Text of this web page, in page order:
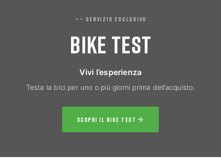
—— SERVIZIO ESCLUSIVO
BIKE TEST
Vivi l’esperienza
Testa la bici per uno o più giorni prima dell’acquisto.
SCOPRI IL BIKE TEST